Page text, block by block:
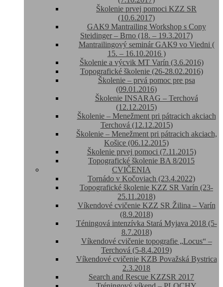
Školenie prvej pomoci KZZ SR
(10.6.2017)
GAK9 Mantrailing Workshop s Cony
Steidinger – Brno (18. – 19.3.2017)
Mantrailingový seminár GAK9 vo Viedni (
15. – 16.10.2016 )
Školenie a výcvik MT Varín (3.6.2016)
Topografické školenie (26-28.02.2016)
Školenie – prvá pomoc pre psa
(09.01.2016)
Školenie INSARAG – Terchová
(12.12.2015)
Školenie – Menežment pri pátracich akciach
Terchová (12.12.2015)
Školenie – Menežment pri pátracich akciach,
Košice (06.12.2015)
Školenie prvej pomoci (7.11.2015)
Topografické školenie BA 8/2015
CVIČENIA
Tornádo v Kočoviach (23.4.2022)
Topografické školenie KZZ SR Varín (23-
25.11.2018)
Víkendové cvičenie KZZ SR Žilina – Varín
(8.9.2018)
Téningová intenzívka Stará Myjava 2018 (5-
8.7.2018)
Víkendové cvičenie topografie „Locus“ –
Terchová (5-8.4.2019)
Víkendové cvičenie KZB Považská Bystrica
2.3.2018
Search and Rescue KZZSR 2017